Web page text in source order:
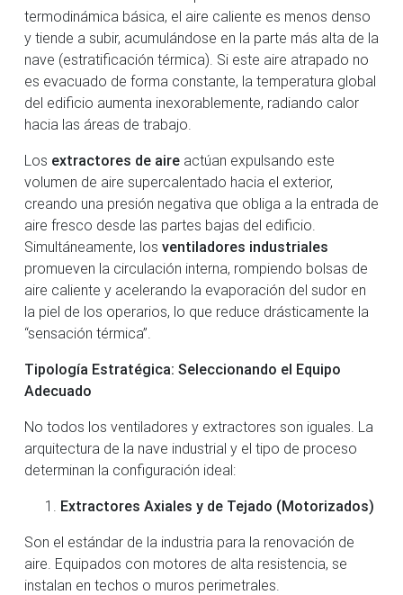
termodinámica básica, el aire caliente es menos denso
y tiende a subir, acumulándose en la parte más alta de la
nave (estratificación térmica). Si este aire atrapado no
es evacuado de forma constante, la temperatura global
del edificio aumenta inexorablemente, radiando calor
hacia las áreas de trabajo.
Los extractores de aire actúan expulsando este
volumen de aire supercalentado hacia el exterior,
creando una presión negativa que obliga a la entrada de
aire fresco desde las partes bajas del edificio.
Simultáneamente, los ventiladores industriales
promueven la circulación interna, rompiendo bolsas de
aire caliente y acelerando la evaporación del sudor en
la piel de los operarios, lo que reduce drásticamente la
“sensación térmica”.
Tipología Estratégica: Seleccionando el Equipo
Adecuado
No todos los ventiladores y extractores son iguales. La
arquitectura de la nave industrial y el tipo de proceso
determinan la configuración ideal:
Extractores Axiales y de Tejado (Motorizados)
Son el estándar de la industria para la renovación de
aire. Equipados con motores de alta resistencia, se
instalan en techos o muros perimetrales.